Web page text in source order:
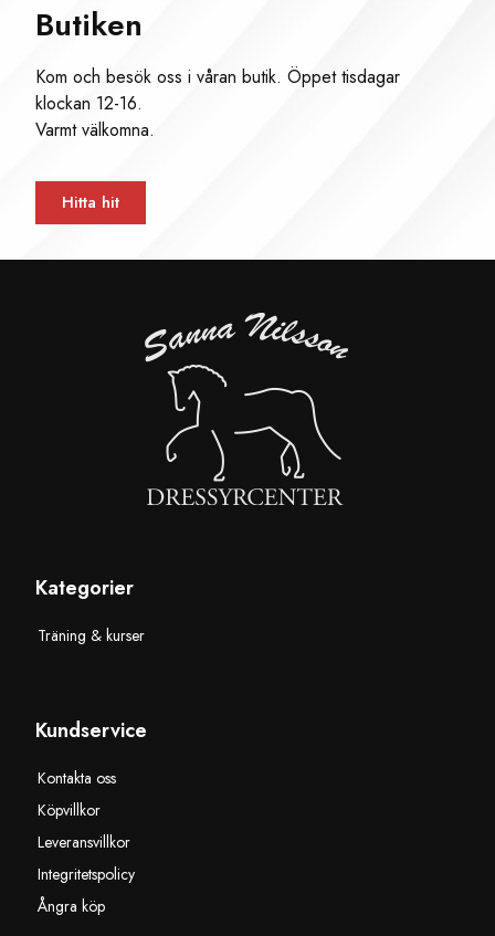
Butiken
Kom och besök oss i våran butik. Öppet tisdagar
klockan 12-16.
Varmt välkomna.
Hitta hit
Kategorier
Träning & kurser
Kundservice
Kontakta oss
Köpvillkor
Leveransvillkor
Integritetspolicy
Ångra köp